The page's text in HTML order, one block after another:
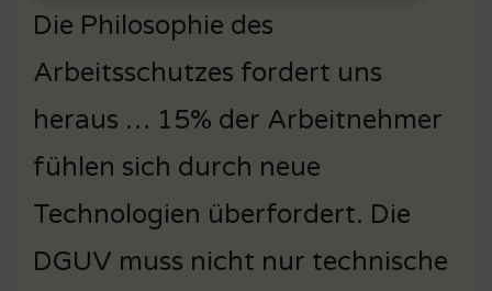
Die Philosophie des
Arbeitsschutzes fordert uns
heraus … 15% der Arbeitnehmer
fühlen sich durch neue
Technologien überfordert. Die
DGUV muss nicht nur technische